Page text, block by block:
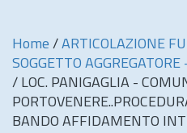
Home / ARTICOLAZIONE
SOGGETTO
/ LOC. PANIGAGLIA -
BANDO AFFIDAMENTO